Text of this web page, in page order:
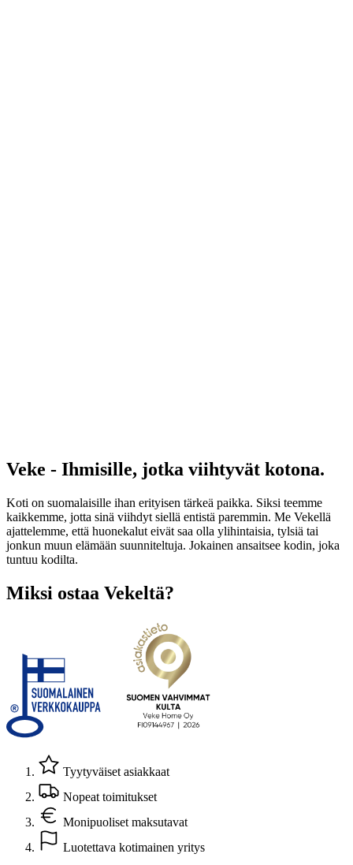
Veke - Ihmisille, jotka viihtyvät kotona.
Koti on suomalaisille ihan erityisen tärkeä paikka. Siksi teemme
kaikkemme, jotta sinä viihdyt siellä entistä paremmin. Me Vekellä
ajattelemme, että huonekalut eivät saa olla ylihintaisia, tylsiä tai
jonkun muun elämään suunniteltuja. Jokainen ansaitsee kodin, joka
tuntuu kodilta.
Miksi ostaa Vekeltä?
Tyytyväiset asiakkaat
Nopeat toimitukset
Monipuoliset maksutavat
Luotettava kotimainen yritys